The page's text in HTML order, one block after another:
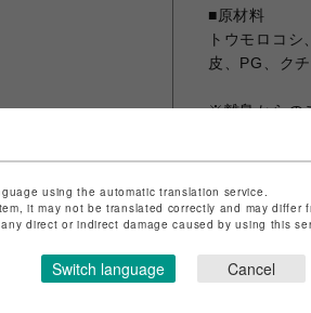
■原材料
トウモロコ
皮、PG、ク
※離島からの
シェアする
using the automatic translation service.
it may not be translated correctly and may
direct or indirect damage caused by using this
Switch language Cancel